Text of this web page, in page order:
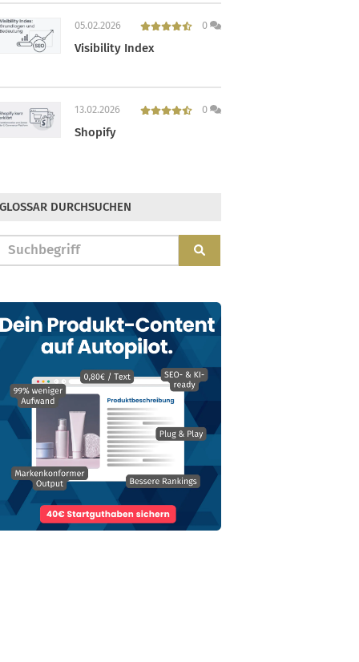
05.02.2026 0
Visibility Index
13.02.2026 0
Shopify
GLOSSAR DURCHSUCHEN